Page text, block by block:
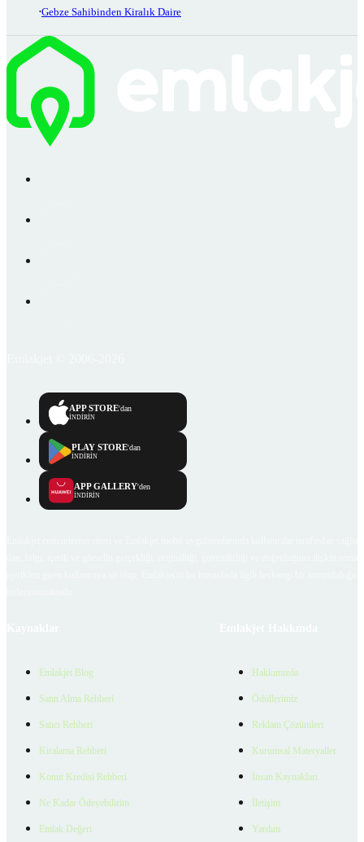
Gebze Sahibinden Kiralık Daire
APP STORE'dan
İNDİRİN
PLAY STORE'dan
İNDİRİN
APP GALLERY'den
İNDİRİN
Emlakjet Blog
Satın Alma Rehberi
Satıcı Rehberi
Kiralama Rehberi
Konut Kredisi Rehberi
Ne Kadar Ödeyebilirim
Emlak Değeri
Hakkımızda
Ödüllerimiz
Reklam Çözümleri
Kurumsal Materyaller
İnsan Kaynakları
İletişim
Yardım